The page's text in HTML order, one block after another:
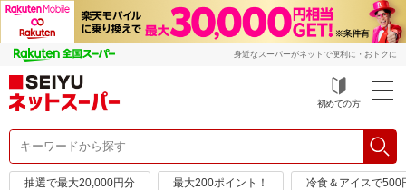
身近なスーパーがネットで便利に・おトクに
初めての方
抽選で最大20,000円分 最大200ポイント！ 冷食＆アイスで500